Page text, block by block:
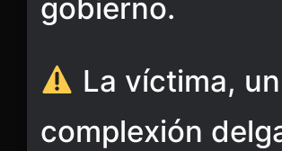
gobierno.
La víctima,
complexión